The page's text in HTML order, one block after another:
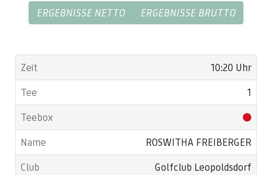
ERGEBNISSE NETTO ERGEBNISSE BRUTTO
10:20 Uhr
1
ROSWITHA FREIBERGER
Golfclub Leopoldsdorf